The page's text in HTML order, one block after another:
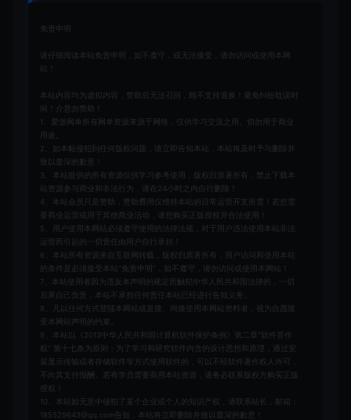
免责申明
请仔细阅读本站免责申明，如不遵守，或无法接受，请勿访问或使用本网
站！
本站内容均为虚拟内容，赞助后无法召回，顾不支持退换！避免纠纷耽误时
间！介意勿赞助！
1、爱游网单所有网单资源来源于网络，仅供学习交流之用。切勿用于商业
用途。
2、如本帖侵犯到任何版权问题，请立即告知本站，本站将及时予与删除并
致以最深的歉意！
3、本站提供的所有资源仅供学习参考使用，版权归原著所有，禁止下载本
站资源参与商业和非法行为，请在24小时之内自行删除！
4、本站会员只是赞助，赞助费用仅维持本站的日常运营开支所需！若您需
要商业运营或用于其他商业活动，请您购买正版授权并合法使用！
5、用户使用本网站必须遵守使用的法律法规，对于用户违法使用本站非法
运营而引起的一切责任由用户自行承担！
6、本站所有资源来自互联网转载，版权归原著所有，用户访问和使用本站
的条件是必须接受本站“免责申明”，如不遵守，请勿访问或使用本网站！
7、本站使用者因为违反本声明的规定而触犯中华人民共和国法律的，一切
后果自己负责，本站不承担任何责任本站已经进行告知义务。
8、凡以任何方式登陆本网站或直接、间接使用本网站资料者，视为自愿接
受本网站声明的约束。
9、本站以《2013中华人民共和国计算机软件保护条例》第二章"软件菩作
权” 第十七条为原则：为了学习和研究软件内含的设计思想和原理，通过安
装显示传输或者存储软件等方式使用软件的，可以不经软件著作权人许可，
不向其支付报酬。若有学员需要商用本站资源，请务必联系版权方购买正版
授权！
10、本站如无意中侵犯了某个企业或个人的知识产权，请联系站长，邮箱：
185529643@qq.com告知，本站将立即删除并致以最深的歉意！